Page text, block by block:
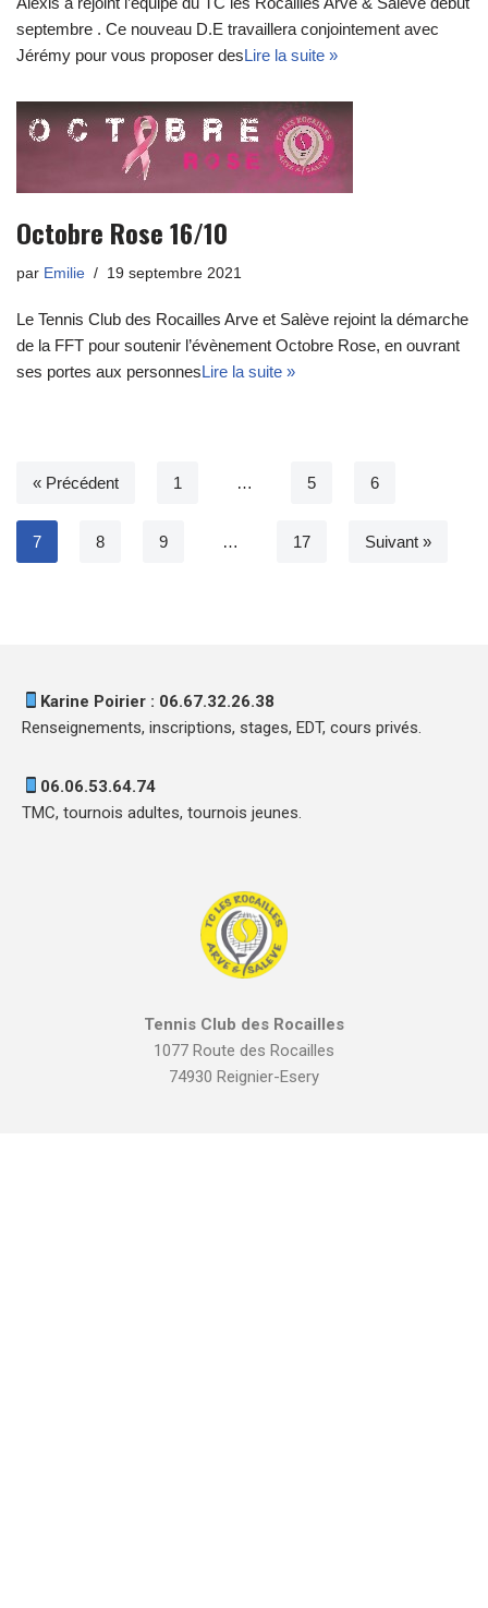
septembre . Ce nouveau D.E travaillera conjointement avec
Jérémy pour vous proposer desLire la suite »
Octobre Rose 16/10
par Emilie 19 septembre 2021
Le Tennis Club des Rocailles Arve et Salève rejoint la démarche
de la FFT pour soutenir l’évènement Octobre Rose, en ouvrant
ses portes aux personnesLire la suite »
« Précédent 1 … 5 6
7 8 9 … 17 Suivant »
Karine Poirier : 06.67.32.26.38
Renseignements, inscriptions, stages, EDT, cours privés.
06.06.53.64.74
TMC, tournois adultes, tournois jeunes.
Tennis Club des Rocailles
1077 Route des Rocailles
74930 Reignier-Esery